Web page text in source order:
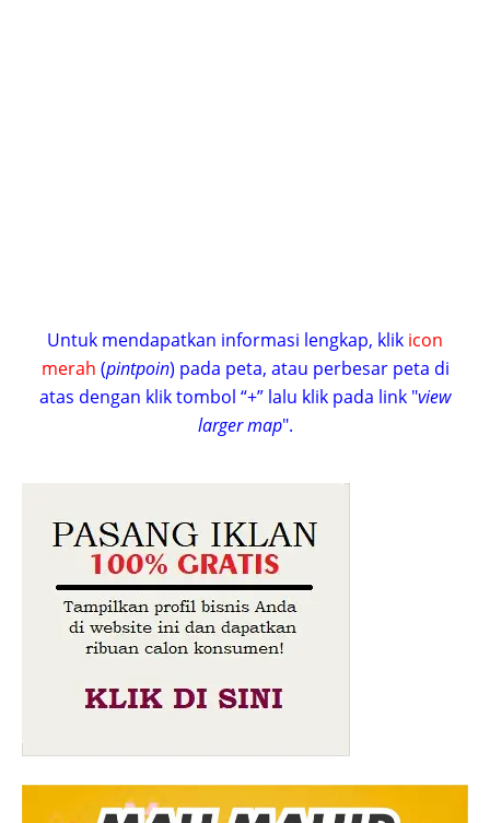
Untuk mendapatkan informasi lengkap, klik icon
merah (pintpoin) pada peta, atau perbesar peta di
atas dengan klik tombol “+” lalu klik pada link "view
larger map".